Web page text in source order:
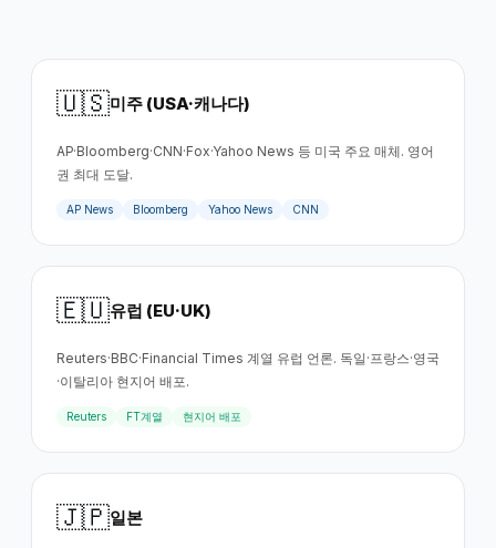
🇺🇸미주 (USA·캐나다)
AP·Bloomberg·CNN·Fox·Yahoo News 등 미국 주요 매체. 영어
권 최대 도달.
AP News Bloomberg Yahoo News CNN
🇪🇺유럽 (EU·UK)
Reuters·BBC·Financial Times 계열 유럽 언론. 독일·프랑스·영국
·이탈리아 현지어 배포.
Reuters FT계열 현지어 배포
🇯🇵일본